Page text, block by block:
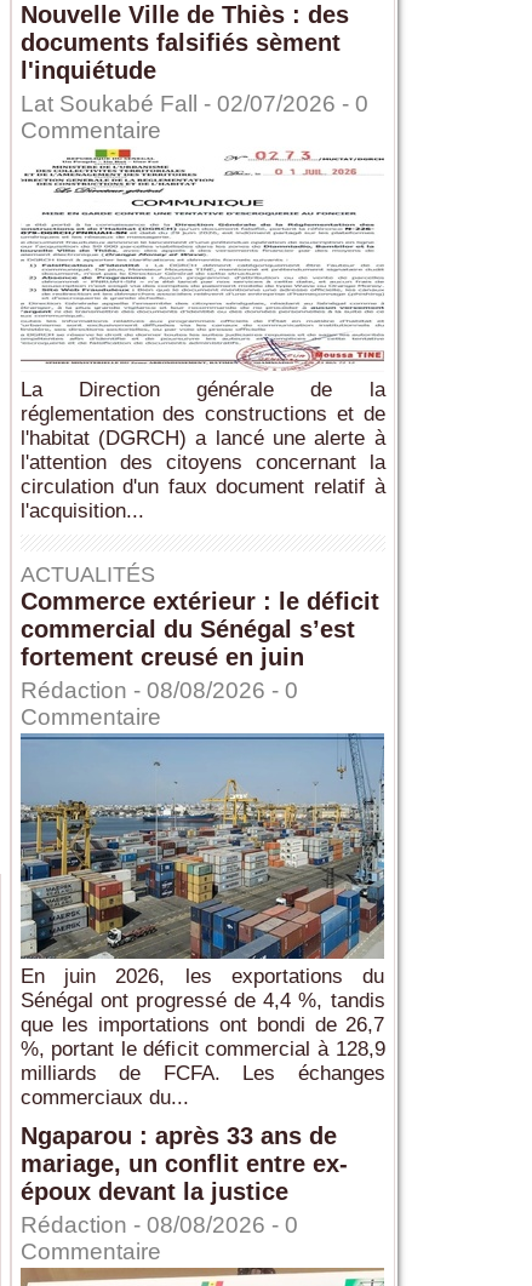
Nouvelle Ville de Thiès : des
documents falsifiés sèment
l'inquiétude
Lat Soukabé Fall - 02/07/2026 - 0
Commentaire
La Direction générale de la
réglementation des constructions et de
l'habitat (DGRCH) a lancé une alerte à
l'attention des citoyens concernant la
circulation d'un faux document relatif à
l'acquisition...
ACTUALITÉS
Commerce extérieur : le déficit
commercial du Sénégal s’est
fortement creusé en juin
Rédaction - 08/08/2026 - 0
Commentaire
En juin 2026, les exportations du
Sénégal ont progressé de 4,4 %, tandis
que les importations ont bondi de 26,7
%, portant le déficit commercial à 128,9
milliards de FCFA. Les échanges
commerciaux du...
Ngaparou : après 33 ans de
mariage, un conflit entre ex-
époux devant la justice
Rédaction - 08/08/2026 - 0
Commentaire